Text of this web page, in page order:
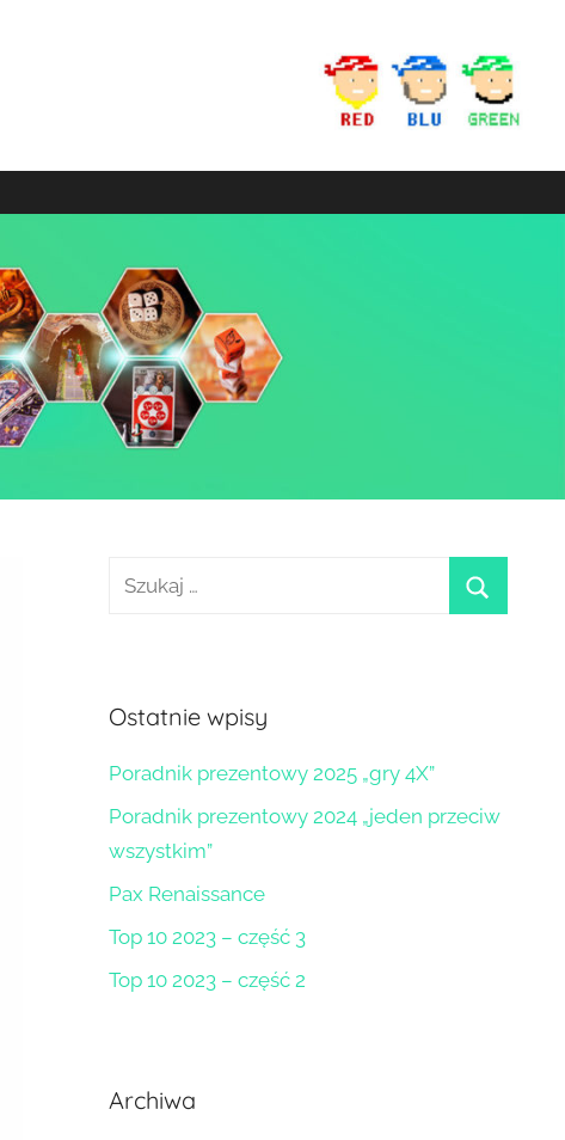
Szukaj:
Ostatnie wpisy
Poradnik prezentowy 2025 „gry 4X”
Poradnik prezentowy 2024 „jeden przeciw
wszystkim”
Pax Renaissance
Top 10 2023 – część 3
Top 10 2023 – część 2
Archiwa